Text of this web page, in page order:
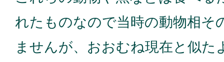
れたものなので当時の動物相そ
ませんが、おおむね現在と似た